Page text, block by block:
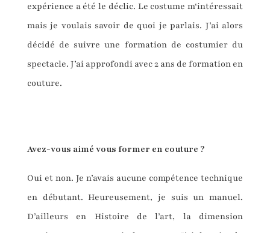
expérience a été le déclic. Le costume m‘intéressait
mais je voulais savoir de quoi je parlais. J’ai alors
décidé de suivre une formation de costumier du
spectacle. J’ai approfondi avec 2 ans de formation en
couture.
Avez-vous aimé vous former en couture ?
Oui et non. Je n’avais aucune compétence technique
en débutant. Heureusement, je suis un manuel.
D’ailleurs en Histoire de l’art, la dimension